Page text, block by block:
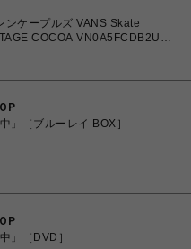
ンケープルズ VANS Skate
COCOA VN0A5FCDB2U
カー メンズ シューズ
」［ブルーレイ BOX］
」［DVD］